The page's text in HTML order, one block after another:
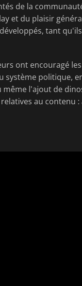
de la
et du plaisir
tant
ont encouragé
système politique,
l'ajout de
au contenu